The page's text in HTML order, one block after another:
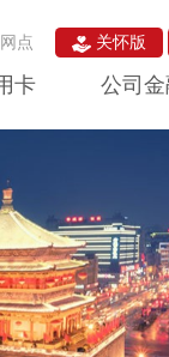
点 关怀版
卡 公司金